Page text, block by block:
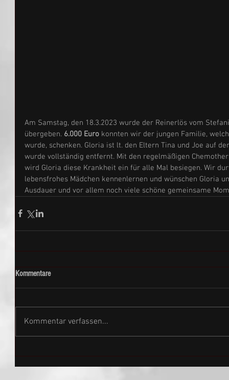
Am Samstag, den 18.3.2023 wurde der Reinerlös vom
übergeben. 6.000 Euro konnten wir der jungen Familie,
wurde, schenken. Gloria ist lt. den Eltern Tina und Joe auf
wurde vollständig entfernt. Mit den regelmäßigen
wird Gloria diese Krankheit ein für alle Mal besiegen. Wir
lebensfrohes Mädchen kennenlernen und wünschen Gloria
Ausdauer und vor allem noch viele schöne gemeinsame
Kommentare
Kommentar verfassen...